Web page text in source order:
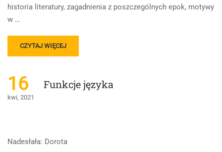
historia literatury, zagadnienia z poszczególnych epok, motywy
w …
READ
MORE
PRZYGOTOWANIE
DO
MATURY
POZIOMIE
CZYTAJ WIĘCEJ
16
kwi, 2021
Funkcje języka
Nadesłała: Dorota